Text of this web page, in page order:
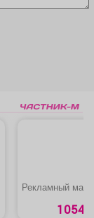
Рекламный
1054